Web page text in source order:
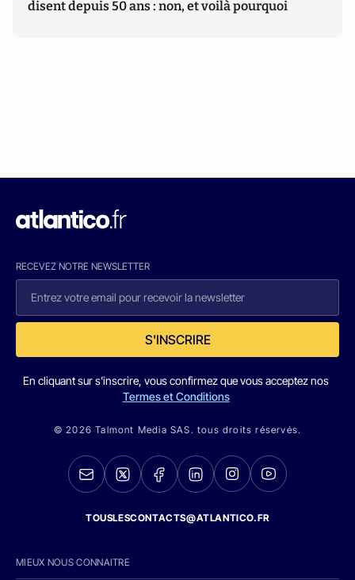
disent depuis 50 ans : non, et voilà pourquoi
RECEVEZ NOTRE NEWSLETTER
S'INSCRIRE
En cliquant sur s'inscrire, vous confirmez que vous acceptez nos
Termes et Conditions
© 2026 Talmont Media SAS. tous droits réservés.
TOUSLESCONTACTS@ATLANTICO.FR
MIEUX NOUS CONNAITRE